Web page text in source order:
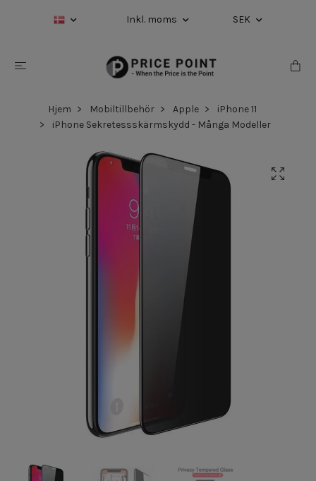
Inkl. moms SEK
Hjem Mobiltillbehör Apple
iPhone 11
iPhone Sekretessskärmskydd - Många Modeller